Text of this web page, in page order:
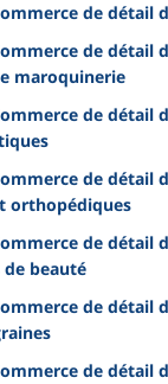
de détail
de détail
maroquinerie
de détail
de détail
orthopédiques
de détail
beauté
de détail
de détail